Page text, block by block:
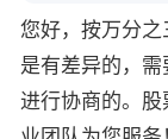
您好，按万分
是有差异的，
进行协商的。